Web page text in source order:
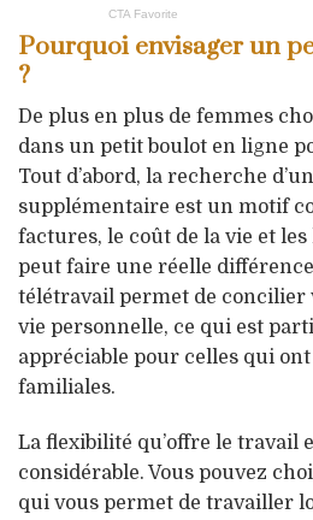
Pourquoi envisager un
?
De plus en plus de femmes
dans un petit boulot en ligne
Tout d’abord, la recherche
supplémentaire est un motif
factures, le coût de la vie et
peut faire une réelle
télétravail permet de concilier
vie personnelle, ce qui est
appréciable pour celles qui
familiales.
La flexibilité qu’offre le travail
considérable. Vous pouvez
qui vous permet de travailler